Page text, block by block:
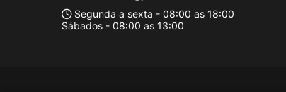
Segunda a sexta - 08:00 as 18:00
Sábados - 08:00 as 13:00